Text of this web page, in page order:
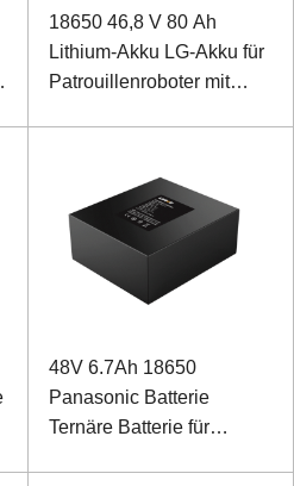
18650 46,8 V 80 Ah
Lithium-Akku LG-Akku für
Patrouillenroboter mit
48V 6.7Ah 18650
Panasonic Batterie
Ternäre Batterie für